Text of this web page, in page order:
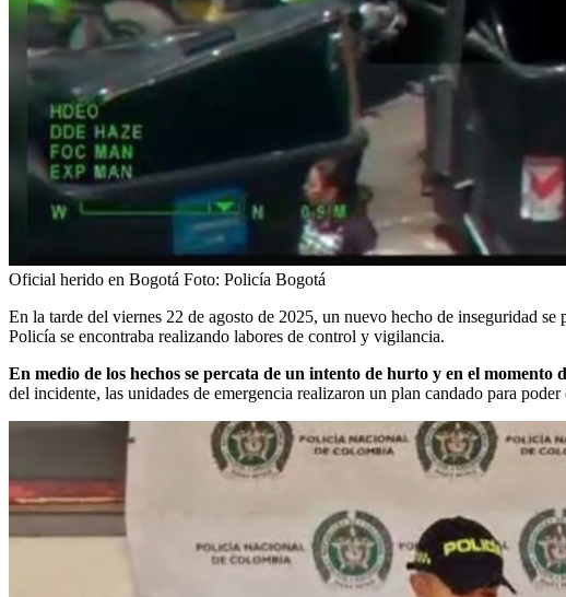
Oficial herido en Bogotá Foto: Policía Bogotá
En la tarde del viernes 22 de agosto de 2025, un nuevo hecho de inseguridad
Policía se encontraba realizando labores de control y vigilancia.
En medio de los hechos se percata de un intento de hurto y en el
del incidente, las unidades de emergencia realizaron un plan candado para